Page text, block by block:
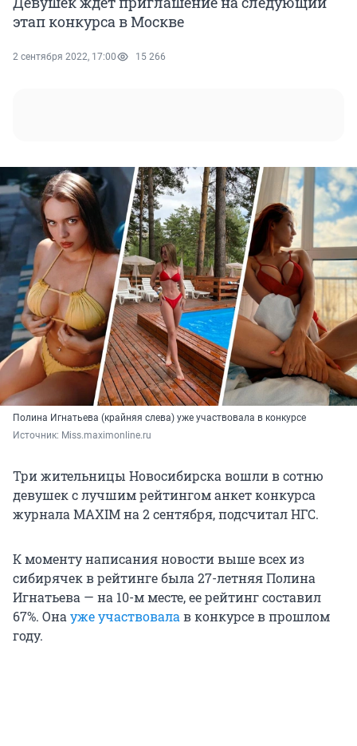
этап конкурса в Москве
2 сентября 2022, 17:00 15 266
Полина Игнатьева (крайняя слева) уже участвовала в конкурсе
Источник: Мiss.maximonline.ru
Три жительницы Новосибирска вошли в сотню
девушек с лучшим рейтингом анкет конкурса
журнала MAXIM на 2 сентября, подсчитал НГС.
К моменту написания новости выше всех из
сибирячек в рейтинге была 27-летняя Полина
Игнатьева — на 10-м месте, ее рейтинг составил
67%. Онауже участвовалав конкурсе в прошлом
году.